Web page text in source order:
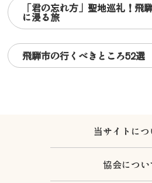
「君の忘れ方」聖地巡礼！飛
に浸る旅
飛騨市の行くべきところ52選
当サイトにつ
協会につい